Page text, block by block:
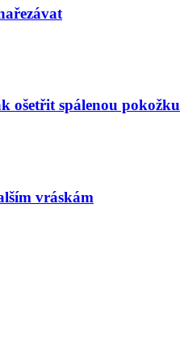
ošetřit spálenou pokožku
vráskám